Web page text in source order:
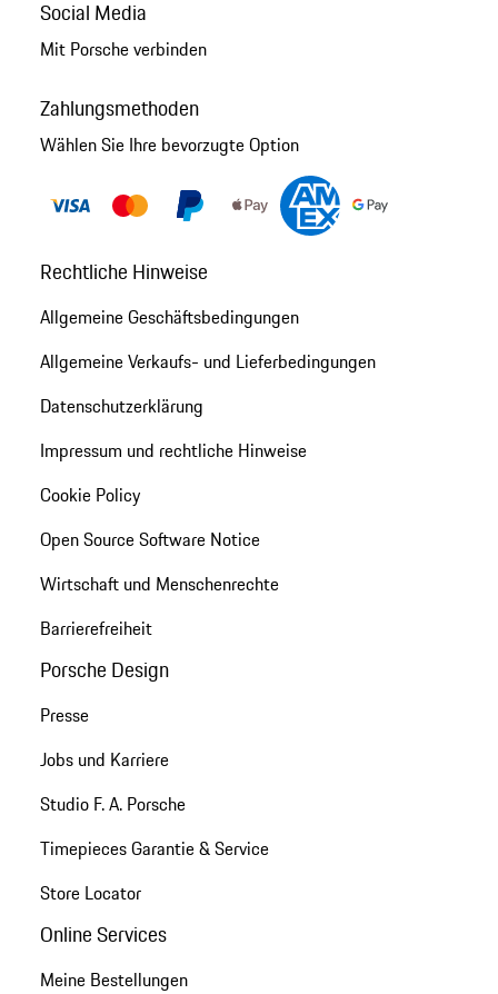
Social Media
Mit Porsche verbinden
Zahlungsmethoden
Wählen Sie Ihre bevorzugte Option
Rechtliche Hinweise
Allgemeine Geschäftsbedingungen
Allgemeine Verkaufs- und Lieferbedingungen
Datenschutzerklärung
Impressum und rechtliche Hinweise
Cookie Policy
Open Source Software Notice
Wirtschaft und Menschenrechte
Barrierefreiheit
Porsche Design
Presse
Jobs und Karriere
Studio F. A. Porsche
Timepieces Garantie & Service
Store Locator
Online Services
Meine Bestellungen